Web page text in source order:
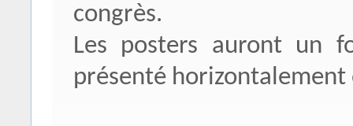
congrès.
Les posters auront un
présenté